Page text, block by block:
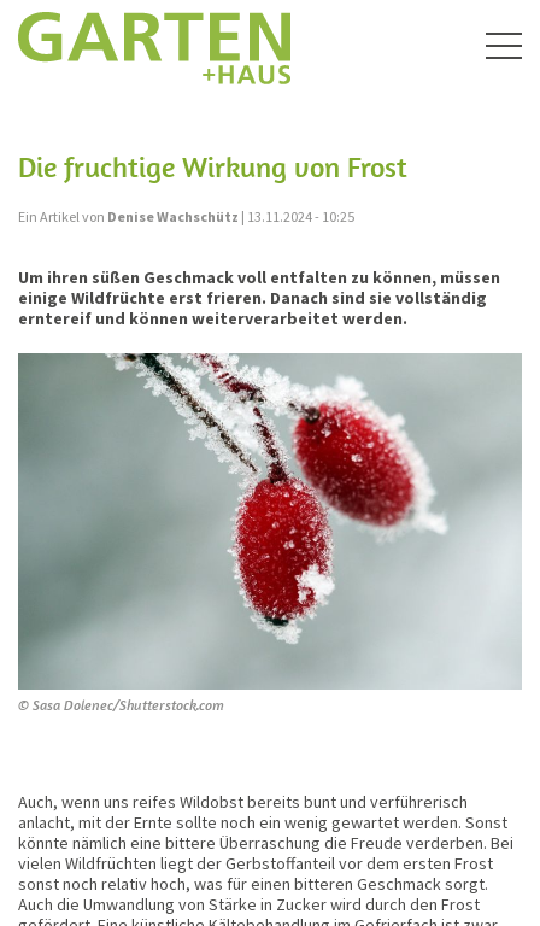
Die fruchtige Wirkung von Frost
Ein Artikel von Denise Wachschütz | 13.11.2024 - 10:25
Um ihren süßen Geschmack voll entfalten zu können, müssen
einige Wildfrüchte erst frieren. Danach sind sie vollständig
erntereif und können weiterverarbeitet werden.
© Sasa Dolenec/Shutterstock.com
Auch, wenn uns reifes Wildobst bereits bunt und verführerisch
anlacht, mit der Ernte sollte noch ein wenig gewartet werden. Sonst
könnte nämlich eine bittere Überraschung die Freude verderben. Bei
vielen Wildfrüchten liegt der Gerbstoffanteil vor dem ersten Frost
sonst noch relativ hoch, was für einen bitteren Geschmack sorgt.
Auch die Umwandlung von Stärke in Zucker wird durch den Frost